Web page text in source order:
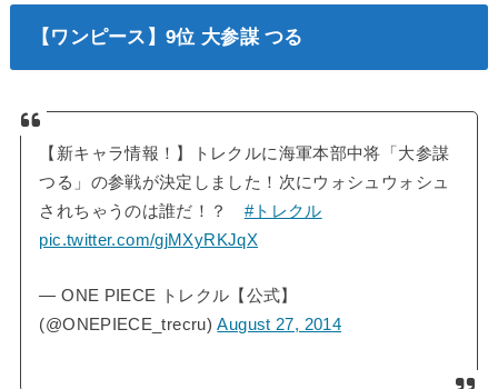
【ワンピース】9位 大参謀 つる
【新キャラ情報！】トレクルに海軍本部中将「大参謀
つる」の参戦が決定しました！次にウォシュウォシュ
されちゃうのは誰だ！？ #トレクル
pic.twitter.com/gjMXyRKJqX
— ONE PIECE トレクル【公式】
(@ONEPIECE_trecru)August 27, 2014